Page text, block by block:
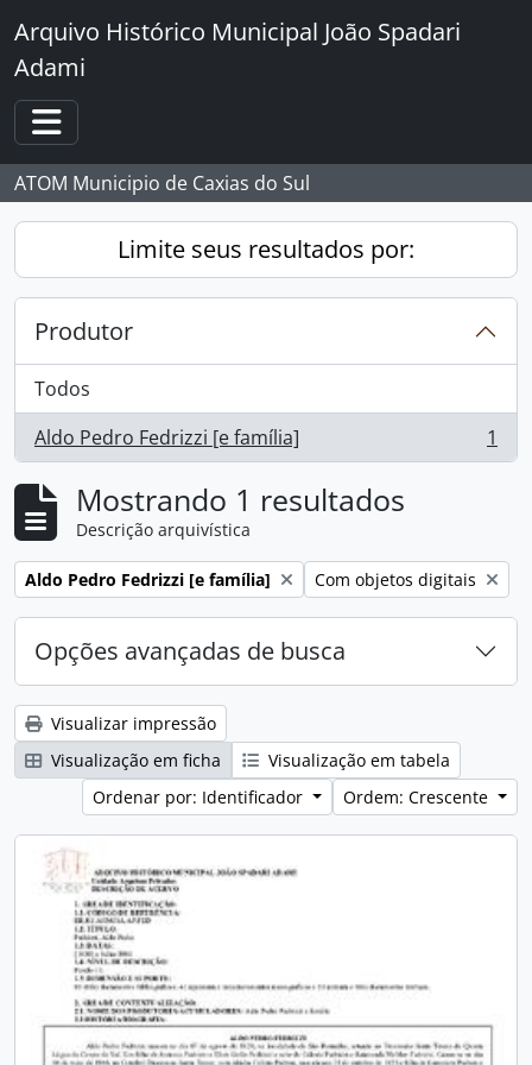
Skip to main content
Arquivo Histórico Municipal João Spadari
Adami
Toggle navigation
ATOM Municipio de Caxias do Sul
Limite seus resultados por:
Produtor
Todos
Aldo Pedro Fedrizzi [e família]
, 1 resultados 1
Mostrando 1 resultados
Descrição arquivística
Remover filtro:
Aldo Pedro Fedrizzi [e família] Remover filtro:
Com objetos digitais
Opções avançadas de busca
Visualizar impressão
Visualização em ficha
Visualização em tabela
Ordenar por: Identificador
Ordem: Crescente